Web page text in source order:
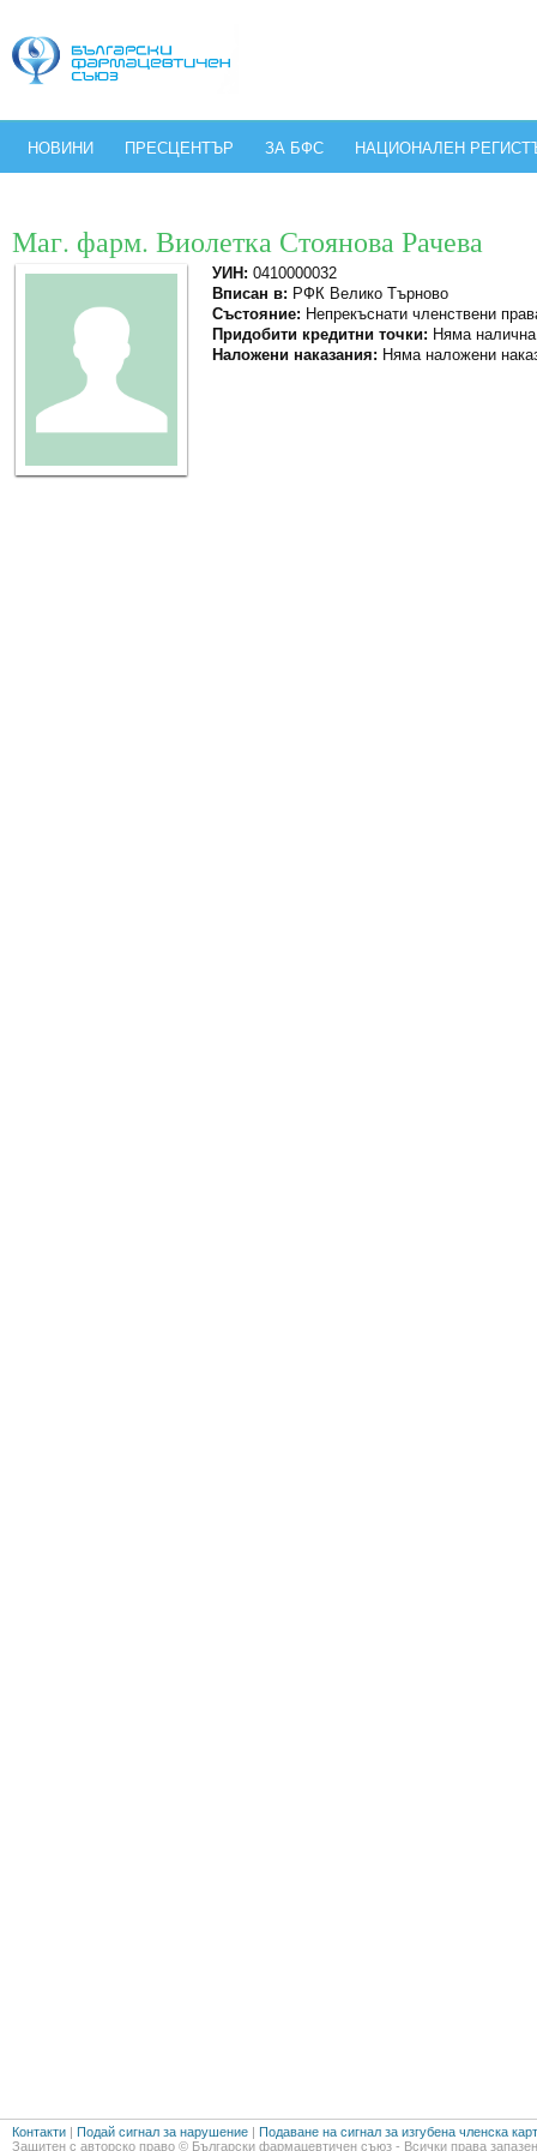
НОВИНИ ПРЕСЦЕНТЪР ЗА БФС НАЦИОНАЛЕН
Маг. фарм. Виолетка Стоянова Рачева
УИН: 0410000032
Вписан в: РФК Велико Търново
Състояние: Непрекъснати членствени
Придобити кредитни точки: Няма
Наложени наказания: Няма наложени
Контакти | Подай сигнал за нарушение | Подаване на сигнал за изгубена членска
Защитен с авторско право © Български фармацевтичен съюз - Всички права